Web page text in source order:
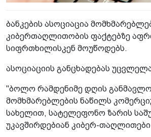
ბანკების ასოციაცია
კიბერთაღლითობის ფაქტებზე
სიფრთხილისკენ მოუწოდებს.
ასოციაციის განცხადებას
"ბოლო რამდენიმე დღის
მომხმარებლების ნაწილს
სახელით, სატელეფონო ზარის
უკავშირდებიან კიბერ-